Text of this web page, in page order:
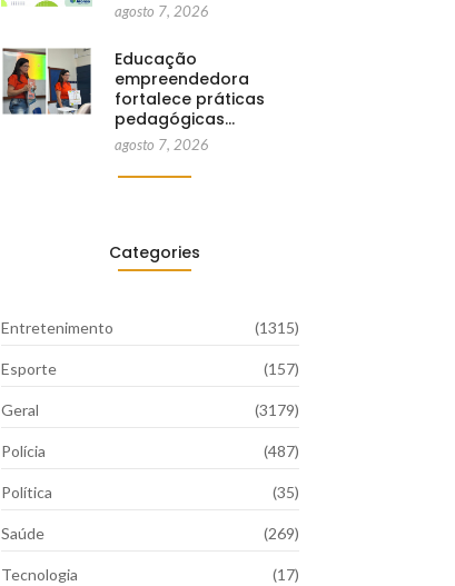
agosto 7, 2026
Educação
empreendedora
fortalece práticas
pedagógicas…
agosto 7, 2026
Categories
Entretenimento (1315)
Esporte (157)
Geral (3179)
Polícia (487)
Política (35)
Saúde (269)
Tecnologia (17)